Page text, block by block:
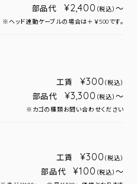
部品代 ¥2,400 （税込） ～
※ヘッド連動ケーブルの場合は＋￥500です。
工賃 ¥300 （税込）
部品代 ¥3,300 （税込） ～
※カゴの種類お問い合わせください
工賃 ¥300 （税込）
部品代 ¥100 （税込） ～